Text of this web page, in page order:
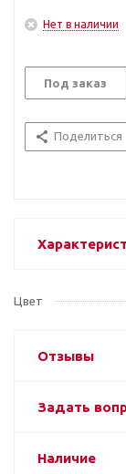
Нет в наличии
Под заказ
Поделиться
Цвет
Отзывы
Задать
Наличие